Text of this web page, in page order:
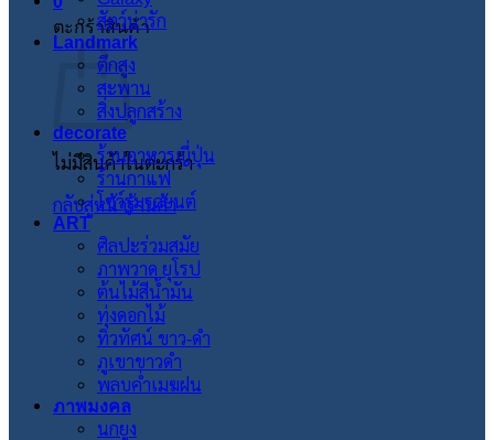
ตะกร้าสินค้า
ไม่มีสินค้าในตะกร้า
กลับสู่หน้าร้านค้า
สัตว์น่ารัก
Landmark
ตึกสูง
สะพาน
สิ่งปลูกสร้าง
decorate
ร้านอาหารญี่ปุ่น
ร้านกาแฟ
โชว์รูมรถยนต์
ART
ศิลปะร่วมสมัย
ภาพวาด ยุโรป
ต้นไม้สีน้ำมัน
ทุ่งดอกไม้
ทิวทัศน์ ขาว-ดำ
ภูเขาขาวดำ
พลบค่ำเมฆฝน
ภาพมงคล
นกยูง